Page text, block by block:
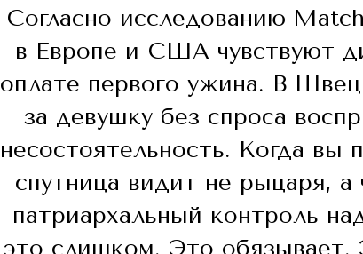
Согласно исследованию
в Европе и США чувствуют
оплате первого ужина. В
за девушку без спроса
несостоятельность. Когда вы
спутница видит не рыцаря, а
патриархальный контроль
это слишком. Это обязывает.